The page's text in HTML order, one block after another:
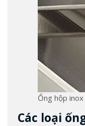
Ống hộp inox
Các loại